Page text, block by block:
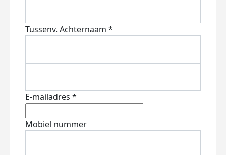
Tussenv. Achternaam *
E-mailadres *
Mobiel nummer